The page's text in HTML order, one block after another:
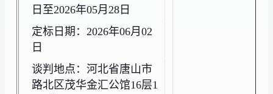
日至2026年05月28日
定标日期：2026年06月02
日
谈判地点：河北省唐山市
路北区茂华金汇公馆16层1